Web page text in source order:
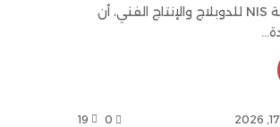
والتلفزيون ومدير شركة NIS للدوبلاج والإنتاج الفني، أن
0
19